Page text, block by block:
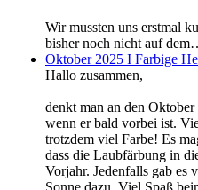
Wir mussten uns erstmal
bisher noch nicht auf
Oktober 2025 I Farbige
Hallo zusammen,
denkt man an den
wenn er bald vorbei ist.
trotzdem viel Farbe! Es
dass die Laubfärbung in
Vorjahr. Jedenfalls gab es